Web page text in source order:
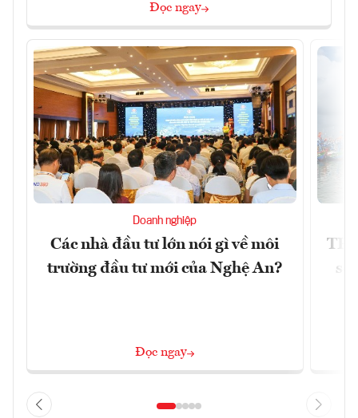
Đọc ngay
Doanh nghiệp
Các nhà đầu tư lớn nói gì về môi
trường đầu tư mới của Nghệ An?
Đọc ngay